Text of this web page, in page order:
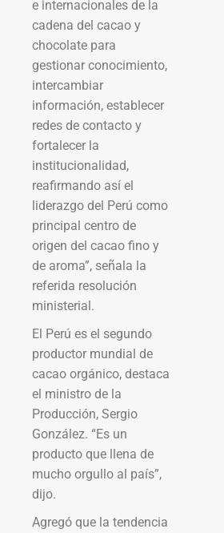
e internacionales de la
cadena del cacao y
chocolate para
gestionar conocimiento,
intercambiar
información, establecer
redes de contacto y
fortalecer la
institucionalidad,
reafirmando así el
liderazgo del Perú como
principal centro de
origen del cacao fino y
de aroma”, señala la
referida resolución
ministerial.
El Perú es el segundo
productor mundial de
cacao orgánico, destaca
el ministro de la
Producción, Sergio
González. “Es un
producto que llena de
mucho orgullo al país”,
dijo.
Agregó que la tendencia